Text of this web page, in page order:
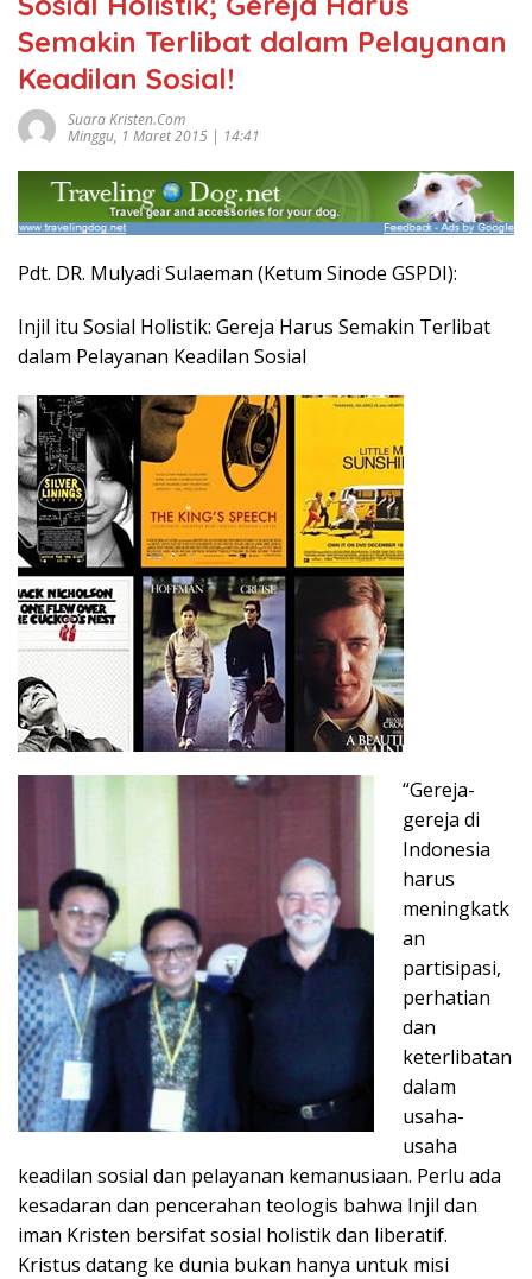
Semakin Terlibat dalam Pelayanan
Keadilan Sosial!
Suara Kristen.com
Minggu, 1 Maret 2015 | 14:41
Pdt. DR. Mulyadi Sulaeman (Ketum Sinode GSPDI):
Injil itu Sosial Holistik: Gereja Harus Semakin Terlibat
dalam Pelayanan Keadilan Sosial
“Gereja-
gereja di
Indonesia
harus
meningkatk
an
partisipasi,
perhatian
dan
keterlibatan
dalam
usaha-
usaha
keadilan sosial dan pelayanan kemanusiaan. Perlu ada
kesadaran dan pencerahan teologis bahwa Injil dan
iman Kristen bersifat sosial holistik dan liberatif.
Kristus datang ke dunia bukan hanya untuk misi